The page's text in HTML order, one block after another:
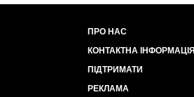
ПРО НАС
КОНТАКТНА ІНФОРМАЦІЯ
ПІДТРИМАТИ
РЕКЛАМА